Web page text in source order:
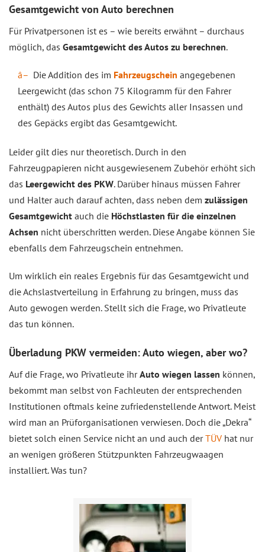
Gesamtgewicht von Auto berechnen
Für Privatpersonen ist es – wie bereits erwähnt – durchaus
möglich, das Gesamtgewicht des Autos zu berechnen.
Die Addition des im Fahrzeugschein angegebenen
Leergewicht (das schon 75 Kilogramm für den Fahrer
enthält) des Autos plus des Gewichts aller Insassen und
des Gepäcks ergibt das Gesamtgewicht.
Leider gilt dies nur theoretisch. Durch in den
Fahrzeugpapieren nicht ausgewiesenem Zubehör erhöht sich
das Leergewicht des PKW. Darüber hinaus müssen Fahrer
und Halter auch darauf achten, dass neben dem zulässigen
Gesamtgewicht auch die Höchstlasten für die einzelnen
Achsen nicht überschritten werden. Diese Angabe können Sie
ebenfalls dem Fahrzeugschein entnehmen.
Um wirklich ein reales Ergebnis für das Gesamtgewicht und
die Achslastverteilung in Erfahrung zu bringen, muss das
Auto gewogen werden. Stellt sich die Frage, wo Privatleute
das tun können.
Überladung PKW vermeiden: Auto wiegen, aber wo?
Auf die Frage, wo Privatleute ihrAuto wiegen lassen können,
bekommt man selbst von Fachleuten der entsprechenden
Institutionen oftmals keine zufriedenstellende Antwort. Meist
wird man an Prüforganisationen verwiesen. Doch die „Dekra“
bietet solch einen Service nicht an und auch derTÜV hat nur
an wenigen größeren Stützpunkten Fahrzeugwaagen
installiert. Was tun?